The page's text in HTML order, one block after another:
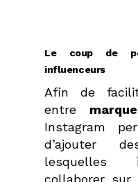
Le coup de
influenceurs
Afin de
entre
Instagram
d’ajouter
lesquelles
collaborer sur